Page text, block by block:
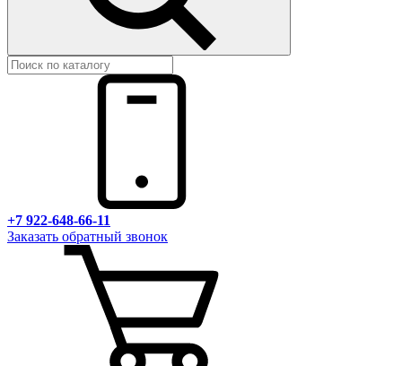
+7 922-648-66-11
Заказать обратный звонок